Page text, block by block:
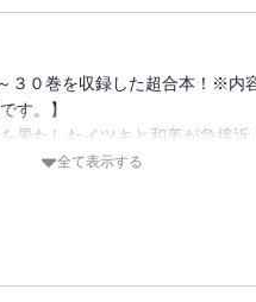
３０巻を収録した超合本！※内
す。】
果たしたイツキと和美が急接近
に進むイツキの恋。デートを重
全て表示する